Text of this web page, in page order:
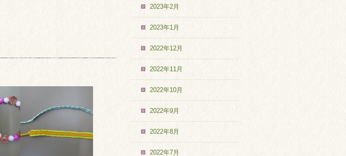
2023年2月
2023年1月
2022年12月
2022年11月
2022年10月
2022年9月
2022年8月
2022年7月